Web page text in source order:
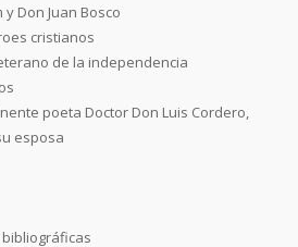
Don Juan Bosco
cristianos
de la independencia
poeta Doctor Don Luis Cordero,
esposa